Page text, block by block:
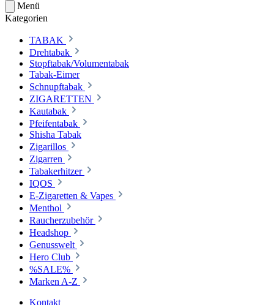
Menü
Kategorien
TABAK
Drehtabak
Stopftabak/Volumentabak
Tabak-Eimer
Schnupftabak
ZIGARETTEN
Kautabak
Pfeifentabak
Shisha Tabak
Zigarillos
Zigarren
Tabakerhitzer
IQOS
E-Zigaretten & Vapes
Menthol
Raucherzubehör
Headshop
Genusswelt
Hero Club
%SALE%
Marken A-Z
Kontakt